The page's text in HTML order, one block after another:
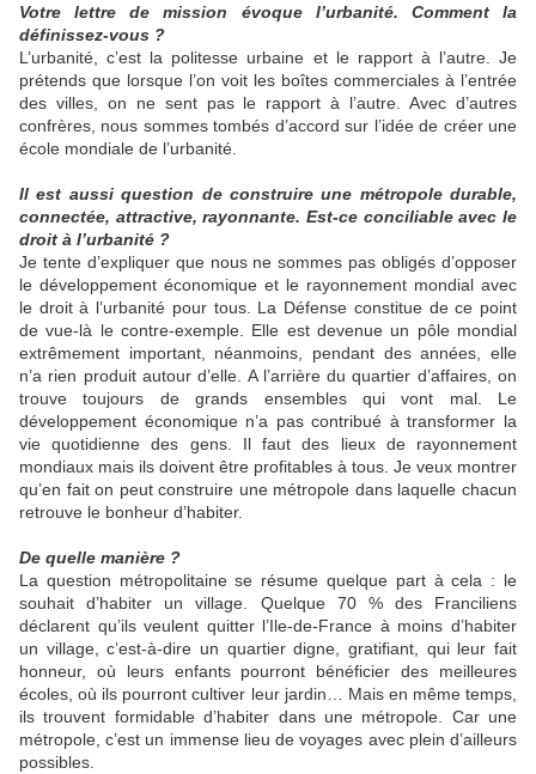
Votre lettre de mission évoque l’urbanité. Comment la
définissez-vous ?
L’urbanité, c’est la politesse urbaine et le rapport à l’autre. Je
prétends que lorsque l’on voit les boîtes commerciales à l’entrée
des villes, on ne sent pas le rapport à l’autre. Avec d’autres
confrères, nous sommes tombés d’accord sur l’idée de créer une
école mondiale de l’urbanité.
Il est aussi question de construire une métropole durable,
connectée, attractive, rayonnante. Est-ce conciliable avec le
droit à l’urbanité ?
Je tente d’expliquer que nous ne sommes pas obligés d’opposer
le développement économique et le rayonnement mondial avec
le droit à l’urbanité pour tous. La Défense constitue de ce point
de vue-là le contre-exemple. Elle est devenue un pôle mondial
extrêmement important, néanmoins, pendant des années, elle
n’a rien produit autour d’elle. A l’arrière du quartier d’affaires, on
trouve toujours de grands ensembles qui vont mal. Le
développement économique n’a pas contribué à transformer la
vie quotidienne des gens. Il faut des lieux de rayonnement
mondiaux mais ils doivent être profitables à tous. Je veux montrer
qu’en fait on peut construire une métropole dans laquelle chacun
retrouve le bonheur d’habiter.
De quelle manière ?
La question métropolitaine se résume quelque part à cela : le
souhait d’habiter un village. Quelque 70 % des Franciliens
déclarent qu’ils veulent quitter l’Ile-de-France à moins d’habiter
un village, c’est-à-dire un quartier digne, gratifiant, qui leur fait
honneur, où leurs enfants pourront bénéficier des meilleures
écoles, où ils pourront cultiver leur jardin… Mais en même temps,
ils trouvent formidable d’habiter dans une métropole. Car une
métropole, c’est un immense lieu de voyages avec plein d’ailleurs
possibles.